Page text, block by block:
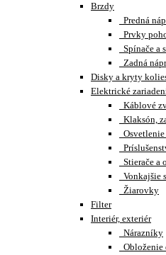
Brzdy
Predná
Prvky
Spínače a
Zadná
Disky a kryty
Elektrické
Káblové
Klaksón,
Stierače a
Vonkajšie
Žiarovky
Filter
Interiér, exteriér
Nárazníky
Obloženie